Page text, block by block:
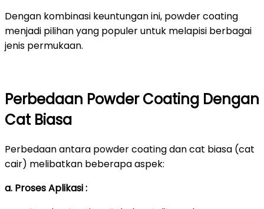
Dengan kombinasi keuntungan ini, powder coating
menjadi pilihan yang populer untuk melapisi berbagai
jenis permukaan.
Perbedaan Powder Coating Dengan
Cat Biasa
Perbedaan antara powder coating dan cat biasa (cat
cair) melibatkan beberapa aspek:
a. Proses Aplikasi :